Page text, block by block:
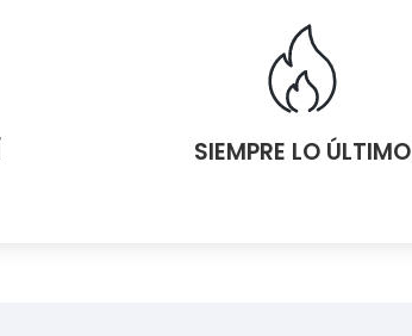
SIEMPRE LO ÚLTIMO